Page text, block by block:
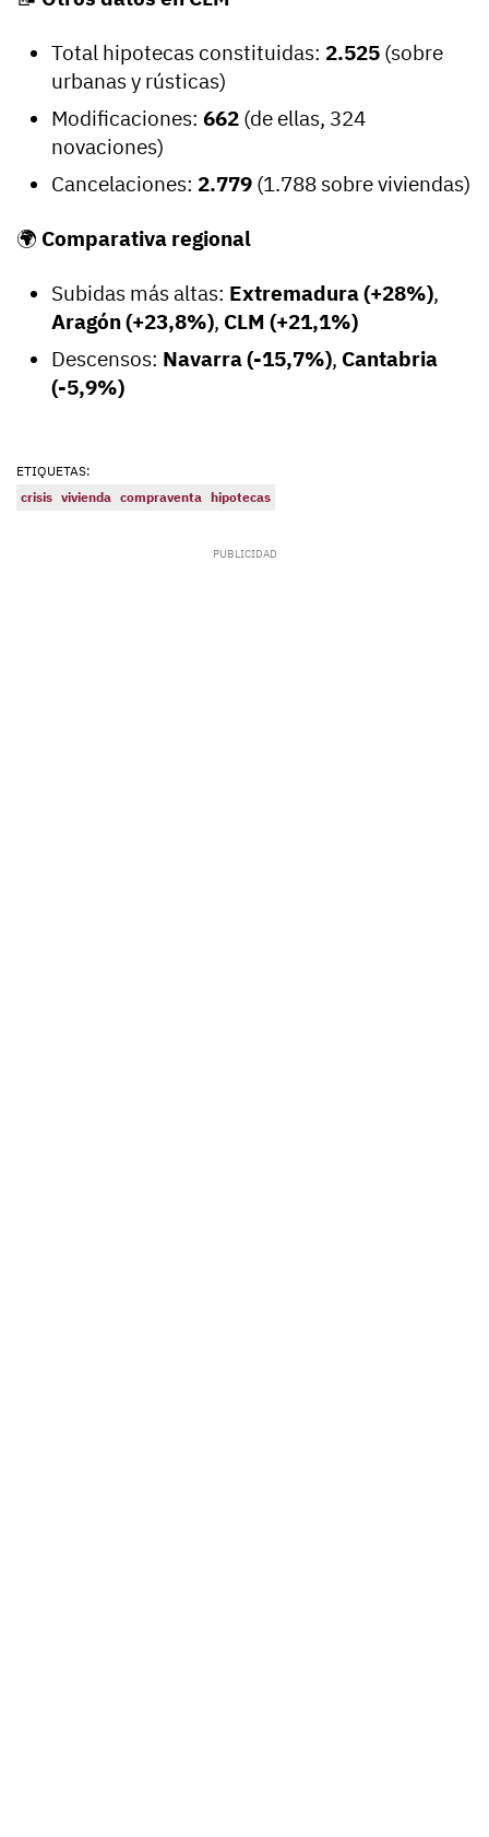
Total hipotecas constituidas: 2.525 (sobre
urbanas y rústicas)
Modificaciones: 662 (de ellas, 324
novaciones)
Cancelaciones: 2.779 (1.788 sobre viviendas)
🌍 Comparativa regional
Subidas más altas: Extremadura (+28%),
Aragón (+23,8%), CLM (+21,1%)
Descensos: Navarra (-15,7%), Cantabria
(-5,9%)
ETIQUETAS:
crisis vivienda compraventa hipotecas